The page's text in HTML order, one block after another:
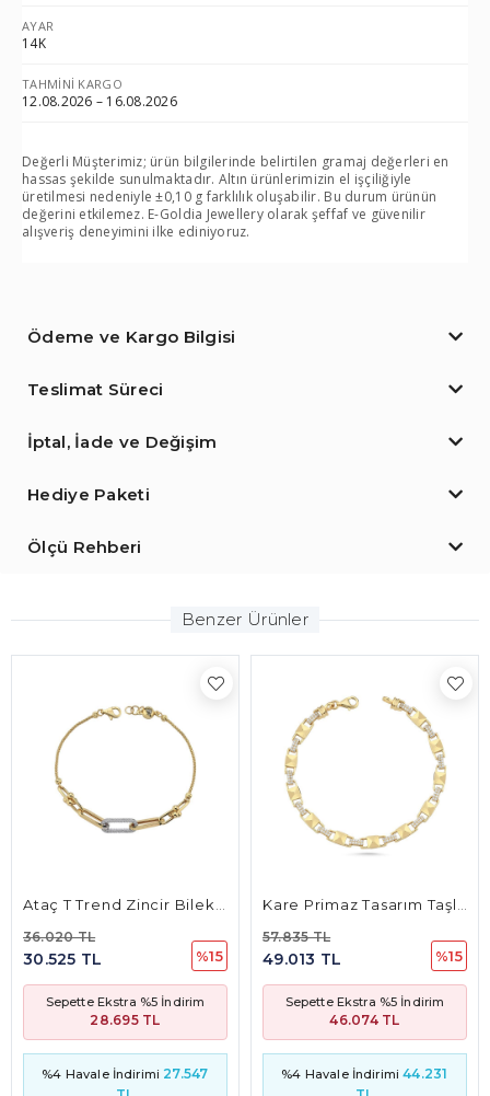
AYAR
14K
TAHMINI KARGO
12.08.2026 – 16.08.2026
Değerli Müşterimiz; ürün bilgilerinde belirtilen gramaj değerleri en
hassas şekilde sunulmaktadır. Altın ürünlerimizin el işçiliğiyle
üretilmesi nedeniyle ±0,10 g farklılık oluşabilir. Bu durum ürünün
değerini etkilemez. E-Goldia Jewellery olarak şeffaf ve güvenilir
alışveriş deneyimini ilke ediniyoruz.
Ödeme ve Kargo Bilgisi
Teslimat Süreci
İptal, İade ve Değişim
Hediye Paketi
Ölçü Rehberi
Benzer Ürünler
30.525 TL
36.020 TL
%15
Sepette Ekstra %5 İndirim
28.695 TL
%4 Havale İndirimi 27.547
49.013 TL
57.835 TL
%15
Sepette Ekstra %5 İndirim
46.074 TL
%4 Havale İndirimi44.231